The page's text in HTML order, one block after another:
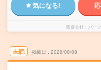
気になる!
派遣会社 パー
未読 掲載日 2026/08/08